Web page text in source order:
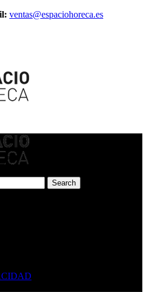
ventas@espaciohoreca.es